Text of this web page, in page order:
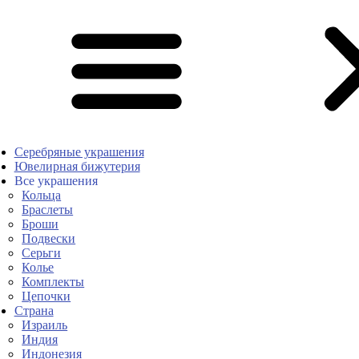
Серебряные украшения
Ювелирная бижутерия
Все украшения
Кольца
Браслеты
Броши
Подвески
Серьги
Колье
Комплекты
Цепочки
Страна
Израиль
Индия
Индонезия